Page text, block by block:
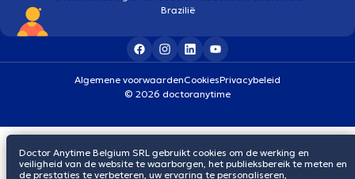
Brazilië
Algemene voorwaardenCookiesPrivacybeleid
© 2026 doctoranytime
Doctor Anytime Belgium SRL gebruikt cookies om de werking en
veiligheid van de website te waarborgen, het publieksbereik te meten en
de prestaties te verbeteren, uw ervaring te personaliseren,